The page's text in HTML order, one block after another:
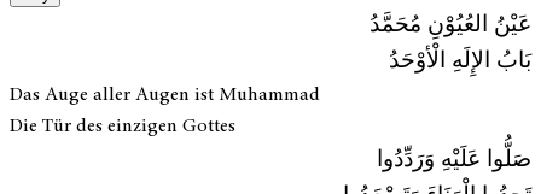
عَيْنُ العُيُوْنِ مُحَمَّدُ
بَابُ الإِلَهِ الْأوْحَدُ
Das Auge aller Augen ist Muhammad
Die Tür des einzigen Gottes
صَلُّوا عَلَيْهِ وَرَدِّدُوا